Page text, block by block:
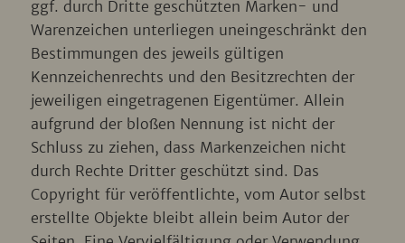
ggf. durch Dritte geschützten Marken- und
Warenzeichen unterliegen uneingeschränkt den
Bestimmungen des jeweils gültigen
Kennzeichenrechts und den Besitzrechten der
jeweiligen eingetragenen Eigentümer. Allein
aufgrund der bloßen Nennung ist nicht der
Schluss zu ziehen, dass Markenzeichen nicht
durch Rechte Dritter geschützt sind. Das
Copyright für veröffentlichte, vom Autor selbst
erstellte Objekte bleibt allein beim Autor der